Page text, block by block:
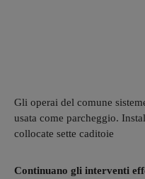
Gli operai del comune
usata come parcheggio.
collocate sette caditoie
Continuano gli interventi